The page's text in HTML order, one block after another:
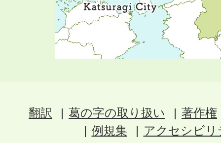
翻訳 葛の字の取り扱い
著作権
例規集
アクセシビ